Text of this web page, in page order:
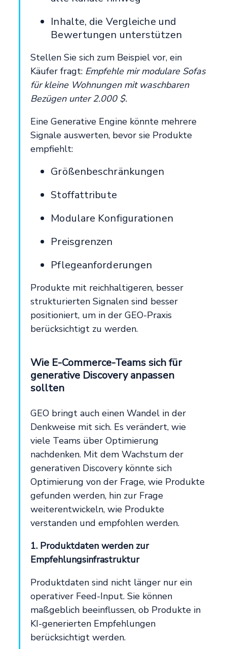
Inhalte, die Vergleiche und
Bewertungen unterstützen
Stellen Sie sich zum Beispiel vor, ein
Käufer fragt: Empfehle mir modulare Sofas
für kleine Wohnungen mit waschbaren
Bezügen unter 2.000 $.
Eine Generative Engine könnte mehrere
Signale auswerten, bevor sie Produkte
empfiehlt:
Größenbeschränkungen
Stoffattribute
Modulare Konfigurationen
Preisgrenzen
Pflegeanforderungen
Produkte mit reichhaltigeren, besser
strukturierten Signalen sind besser
positioniert, um in der GEO-Praxis
berücksichtigt zu werden.
Wie E-Commerce-Teams sich für
generative Discovery anpassen
sollten
GEO bringt auch einen Wandel in der
Denkweise mit sich. Es verändert, wie
viele Teams über Optimierung
nachdenken. Mit dem Wachstum der
generativen Discovery könnte sich
Optimierung von der Frage, wie Produkte
gefunden werden, hin zur Frage
weiterentwickeln, wie Produkte
verstanden und empfohlen werden.
1. Produktdaten werden zur
Empfehlungsinfrastruktur
Produktdaten sind nicht länger nur ein
operativer Feed-Input. Sie können
maßgeblich beeinflussen, ob Produkte in
KI-generierten Empfehlungen
berücksichtigt werden.